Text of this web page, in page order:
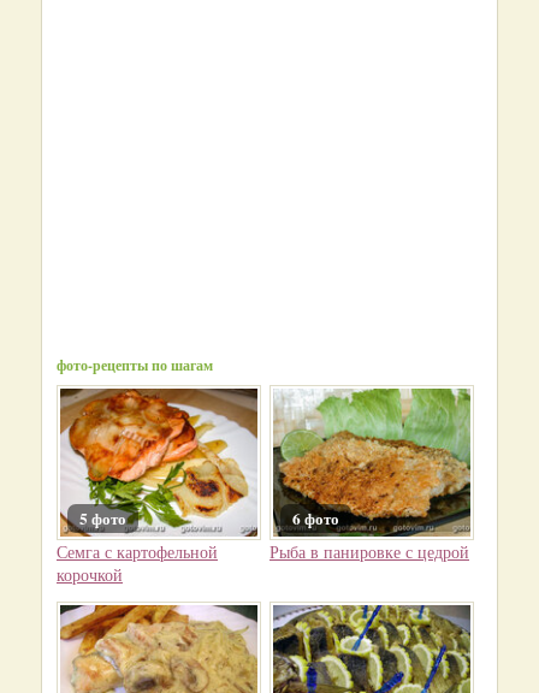
фото-рецепты по шагам
5 фото
Семга с картофельной
корочкой
6 фото
Рыба в панировке с цедрой